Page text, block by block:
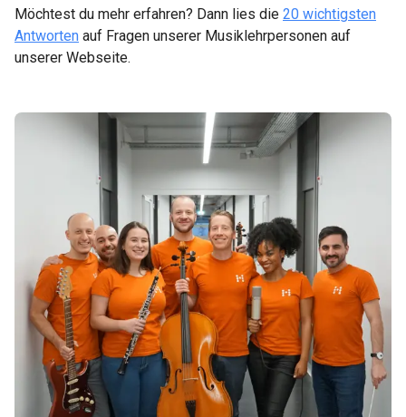
Möchtest du mehr erfahren? Dann lies die 20 wichtigsten
Antworten auf Fragen unserer Musiklehrpersonen auf
unserer Webseite.